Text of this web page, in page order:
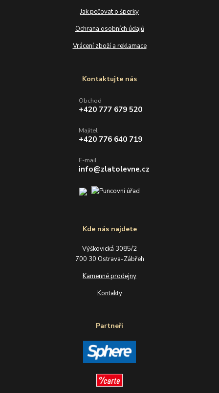
Jak pečovat o šperky
Ochrana osobních údajů
Vrácení zboží a reklamace
Kde nás najdete
Výškovická 3085/2
700 30 Ostrava-Zábřeh
Kamenné prodejny
Kontakty
Partneři
Kontaktujte nás
Obchod
+420 777 679 520
Majitel
+420 776 640 719
E-mail
info@zlatolevne.cz